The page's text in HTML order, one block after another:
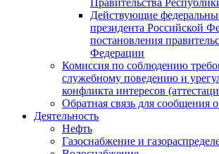
Правительства
Действующие
президента Российской
постановления
Федерации
Комиссия по соблюдению
служебному поведению и
конфликта интересов
Обратная связь для сообщения
Деятельность
Нефть
Газоснабжение и